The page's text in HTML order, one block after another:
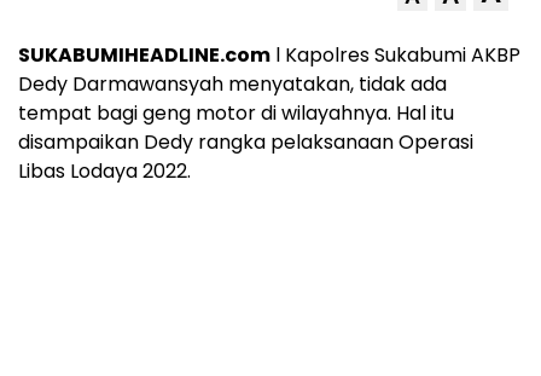
SUKABUMIHEADLINE.com l Kapolres Sukabumi AKBP
Dedy Darmawansyah menyatakan, tidak ada
tempat bagi geng motor di wilayahnya. Hal itu
disampaikan Dedy rangka pelaksanaan Operasi
Libas Lodaya 2022.